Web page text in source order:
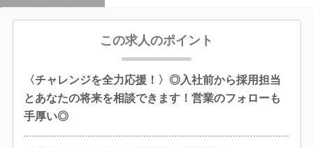
この求人のポイント
〈チャレンジを全力応援！〉◎入社前から採用担当
とあなたの将来を相談できます！営業のフォローも
手厚い◎